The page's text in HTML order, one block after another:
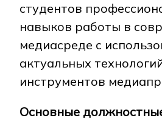
студентов
навыков работы в
медиасреде с
актуальных
инструментов
Основные